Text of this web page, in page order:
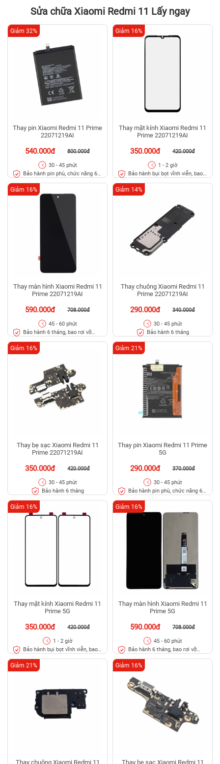
Sửa chữa Xiaomi Redmi 11 Lấy ngay
Thay pin Xiaomi Redmi 11 Prime
22071219AI
540.000đ 800.000đ
Giảm 32%
30 - 45 phút
Bảo hành pin phù, chức năng 6
Thay mặt kính Xiaomi Redmi 11
Prime 22071219AI
350.000đ 420.000đ
Giảm 16%
1 - 2 giờ
Bảo hành bụi bọt vĩnh viễn, bao
Thay màn hình Xiaomi Redmi 11
Prime 22071219AI
590.000đ 708.000đ
Giảm 16%
45 - 60 phút
Bảo hành 6 tháng, bao rơi vỡ
Thay chuông Xiaomi Redmi 11
Prime 22071219AI
290.000đ 340.000đ
Giảm 14%
30 - 45 phút
Bảo hành 6 tháng
Thay bẹ sạc Xiaomi Redmi 11
Prime 22071219AI
350.000đ 420.000đ
Giảm 16%
30 - 45 phút
Bảo hành 6 tháng
Thay pin Xiaomi Redmi 11 Prime
5G
290.000đ 370.000đ
Giảm 21%
30 - 45 phút
Bảo hành pin phù, chức năng 6
Thay mặt kính Xiaomi Redmi 11
Prime 5G
350.000đ 420.000đ
Giảm 16%
1 - 2 giờ
Bảo hành bụi bọt vĩnh viễn, bao
Thay màn hình Xiaomi Redmi 11
Prime 5G
590.000đ 708.000đ
Giảm 16%
45 - 60 phút
Bảo hành 6 tháng, bao rơi vỡ
Thay chuông Xiaomi Redmi 11
Giảm 21%
Thay bẹ sạc Xiaomi Redmi 11
Giảm 16%